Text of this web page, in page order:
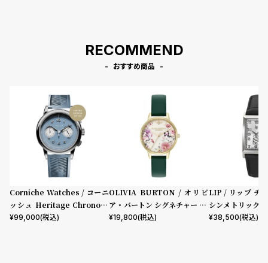
RECOMMEND
おすすめ商品
Corniche Watches / コーニ
ッシュ Heritage Chronogr
aph Visage ステンレス
¥99,000(税込)
OLIVIA BURTON / オリビ
ア・バートン シグネチャー 30
mm イラストレイテッド フロ
¥19,800(税込)
LIP / リップ チ
シンメトリック
ック型押しレザー
¥38,500(税込)